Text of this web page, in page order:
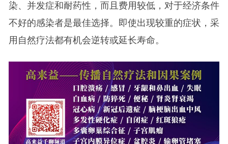
染、并发症和耐药性，而且费用较低，对于经济条件
不好的感染者是最佳选择。即使出现较重的症状，采
用自然疗法都有机会逆转或延长寿命。